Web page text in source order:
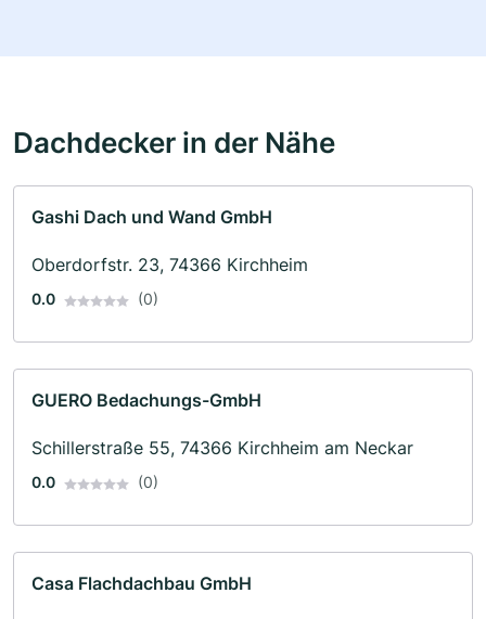
Dachdecker in der Nähe
Gashi Dach und Wand GmbH
Oberdorfstr. 23, 74366 Kirchheim
0.0 (0)
GUERO Bedachungs-GmbH
Schillerstraße 55, 74366 Kirchheim am Neckar
0.0 (0)
Casa Flachdachbau GmbH